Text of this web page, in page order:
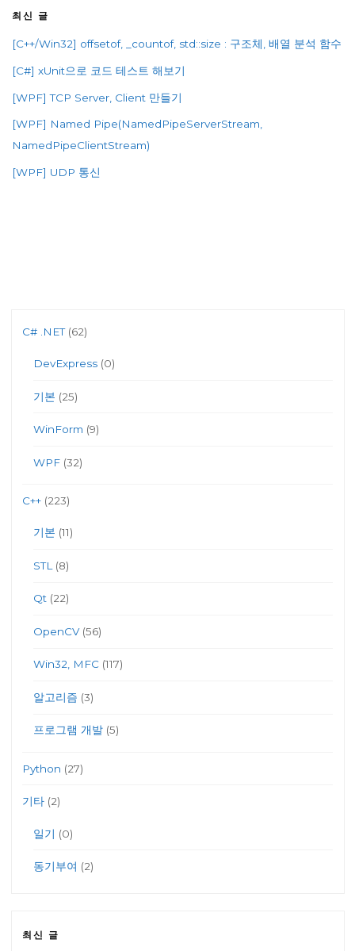
최신 글
[C++/Win32] offsetof, _countof, std::size : 구조체, 배열 분석 함수
[C#] xUnit으로 코드 테스트 해보기
[WPF] TCP Server, Client 만들기
[WPF] Named Pipe(NamedPipeServerStream,
NamedPipeClientStream)
[WPF] UDP 통신
C# .NET(62)
DevExpress(0)
기본 (25)
WinForm (9)
WPF(32)
C++ (223)
기본 (11)
STL (8)
Qt(22)
OpenCV(56)
Win32, MFC(117)
알고리즘 (3)
프로그램 개발(5)
Python (27)
기타 (2)
일기 (0)
동기부여 (2)
최신 글